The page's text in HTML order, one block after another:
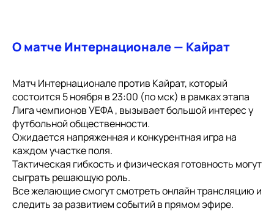
О матче Интернационале — Кайрат
Матч Интернационале против Кайрат, который
состоится 5 ноября в 23:00 (по мск) в рамках этапа
Лига чемпионов УЕФА , вызывает большой интерес у
футбольной общественности.
Ожидается напряженная и конкурентная игра на
каждом участке поля.
Тактическая гибкость и физическая готовность могут
сыграть решающую роль.
Все желающие смогут смотреть онлайн трансляцию и
следить за развитием событий в прямом эфире.